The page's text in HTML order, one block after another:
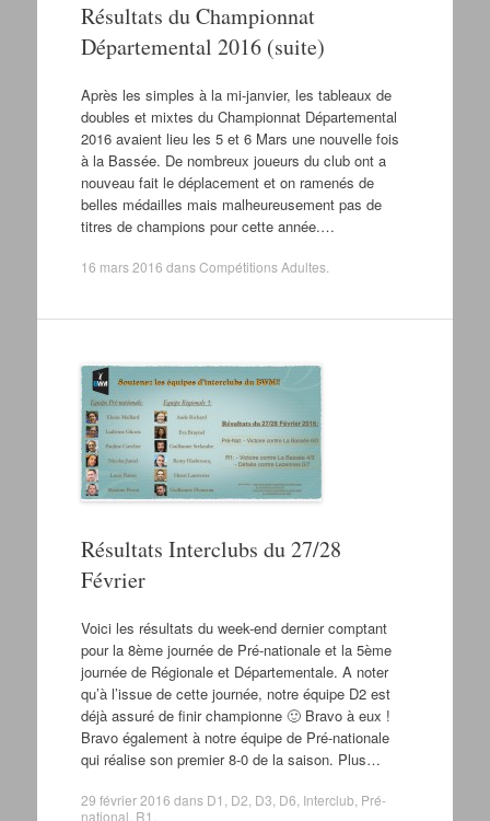
Résultats du Championnat
Départemental 2016 (suite)
Après les simples à la mi-janvier, les tableaux de
doubles et mixtes du Championnat Départemental
2016 avaient lieu les 5 et 6 Mars une nouvelle fois
à la Bassée. De nombreux joueurs du club ont a
nouveau fait le déplacement et on ramenés de
belles médailles mais malheureusement pas de
titres de champions pour cette année.…
16 mars 2016 dansCompétitions Adultes.
Résultats Interclubs du 27/28
Février
Voici les résultats du week-end dernier comptant
pour la 8ème journée de Pré-nationale et la 5ème
journée de Régionale et Départementale. A noter
qu’à l’issue de cette journée, notre équipe D2 est
déjà assuré de finir championne 🙂 Bravo à eux !
Bravo également à notre équipe de Pré-nationale
qui réalise son premier 8-0 de la saison. Plus…
29 février 2016 dans D1 D2 D3 D6 Interclub Pré-
national R1